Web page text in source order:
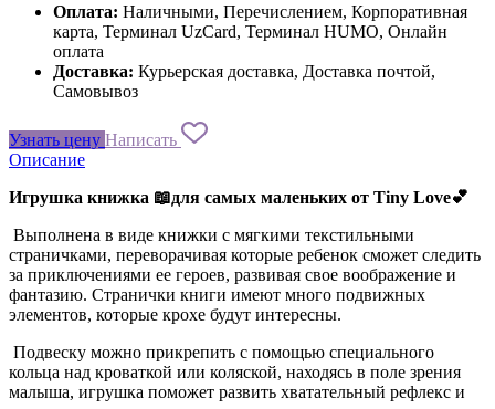
Оплата: Наличными, Перечислением, Корпоративная
карта, Терминал UzCard, Терминал HUMO, Онлайн
оплата
Доставка: Курьерская доставка, Доставка почтой,
Самовывоз
Узнать цену Написать
Описание
Игрушка книжка 📖для самых маленьких от Tiny Love💕
Выполнена в виде книжки с мягкими текстильными
страничками, переворачивая которые ребенок сможет следить
за приключениями ее героев, развивая свое воображение и
фантазию. Странички книги имеют много подвижных
элементов, которые крохе будут интересны.
Подвеску можно прикрепить с помощью специального
кольца над кроваткой или коляской, находясь в поле зрения
малыша, игрушка поможет развить хватательный рефлекс и